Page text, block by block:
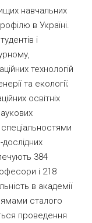
навчальних
в Україні.
і
технологій
та екології;
освітніх
спеціальностями
384
і 218
в академії
сталого
проведення